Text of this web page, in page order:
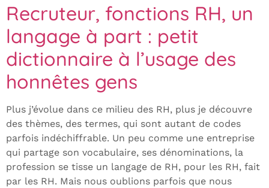
Recruteur, fonctions RH, un
langage à part : petit
dictionnaire à l’usage des
honnêtes gens
Plus j’évolue dans ce milieu des RH, plus je découvre
des thèmes, des termes, qui sont autant de codes
parfois indéchiffrable. Un peu comme une entreprise
qui partage son vocabulaire, ses dénominations, la
profession se tisse un langage de RH, pour les RH, fait
par les RH. Mais nous oublions parfois que nous